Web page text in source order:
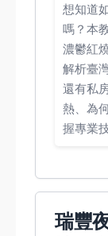
想知道
嗎？本
濃鬱紅
解析臺
還有私
熱、為
握專業技
瑞豐